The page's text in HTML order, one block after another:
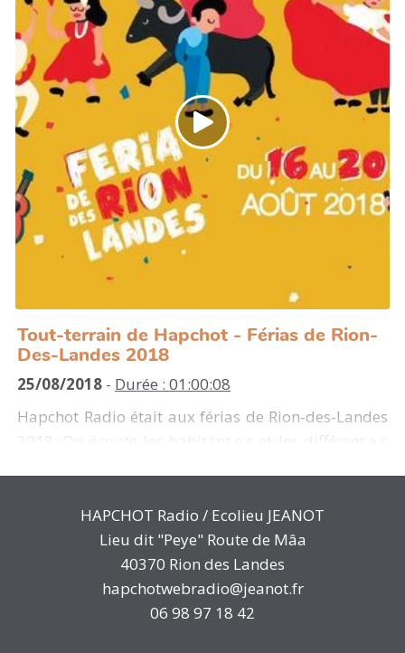
Tout-terrain de Hapchot - Férias de Rion-
Des-Landes 2018
25/08/2018 - Durée : 01:00:08
Hapchot Radio était aux férias de Rion-des-Landes
2018. On écoute les habitant.e.s et les différent.e.s
proposent.HAPCHOT Radio / Ecolieu JEANOT
Lieu dit "Peye" Route de Mâa
40370 Rion des Landes
hapchotwebradio@jeanot.fr
06 98 97 18 42